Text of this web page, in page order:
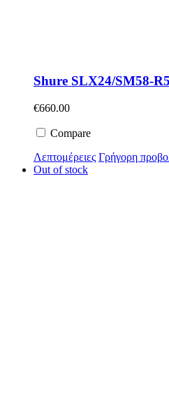
Shure SLX24/SM58-
€660.00
Compare
Λεπτομέρειες Γρήγορη
Out of stock